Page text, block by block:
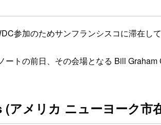
参加のためサンフランシスコに滞在
ートの前日、その会場となる Bill
アメリカ ニューヨーク市